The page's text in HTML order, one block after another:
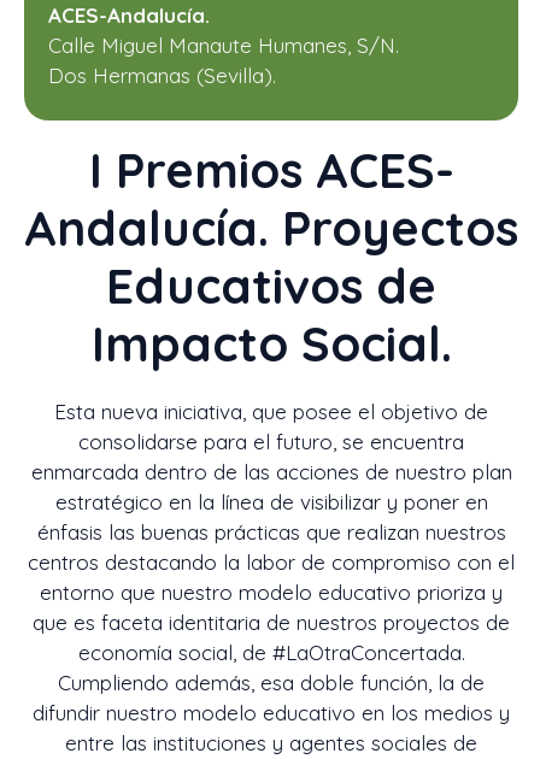
ACES-Andalucía.
Calle Miguel Manaute Humanes, S/N.
Dos Hermanas (Sevilla).
I Premios ACES-
Andalucía. Proyectos
Educativos de
Impacto Social.
Esta nueva iniciativa, que posee el objetivo de
consolidarse para el futuro, se encuentra
enmarcada dentro de las acciones de nuestro plan
estratégico en la línea de visibilizar y poner en
énfasis las buenas prácticas que realizan nuestros
centros destacando la labor de compromiso con el
entorno que nuestro modelo educativo prioriza y
que es faceta identitaria de nuestros proyectos de
economía social, de #LaOtraConcertada.
Cumpliendo además, esa doble función, la de
difundir nuestro modelo educativo en los medios y
entre las instituciones y agentes sociales de